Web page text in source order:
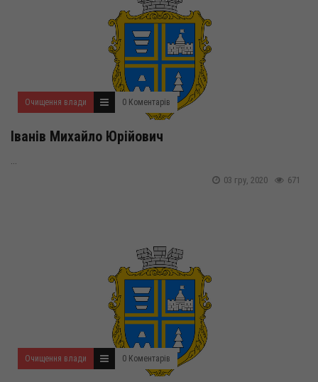
Очищення влади 0 Коментарів
Іванів Михайло Юрійович
...
671
03 гру, 2020
Очищення влади 0 Коментарів